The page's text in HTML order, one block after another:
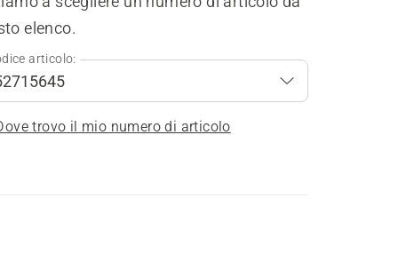
elenco.
articolo:
trovo il mio numero di articolo